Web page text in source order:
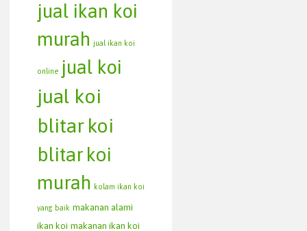
jual ikan koi
murah jual ikan koi
online jual koi
jual koi
blitar koi
blitar koi
murah
kolam ikan koi
yang baik makanan alami
ikan koi makanan ikan koi